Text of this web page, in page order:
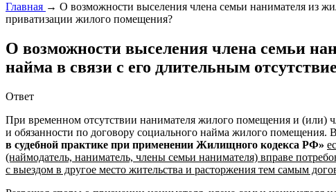
Главная → О возможности выселения члена семьи нанимателя из
приватизации жилого помещения?
О возможности выселения члена семьи
найма в связи с его длительным
Ответ
При временном отсутствии нанимателя жилого помещения и (или)
и обязанности по договору социального найма жилого помещения.
в судебной практике при применении Жилищного кодекса РФ»
(наймодатель, наниматель, члены семьи нанимателя) вправе
с выездом в другое место жительства и расторжения тем самым